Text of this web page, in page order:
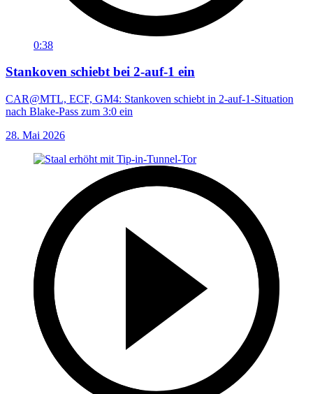
0:38
Stankoven schiebt bei 2-auf-1 ein
CAR@MTL, ECF, GM4: Stankoven schiebt in 2-auf-1-Situation
nach Blake-Pass zum 3:0 ein
28. Mai 2026